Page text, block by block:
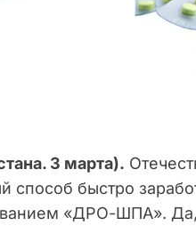
3 марта).
способ быстро
«ДРО-ШПА».